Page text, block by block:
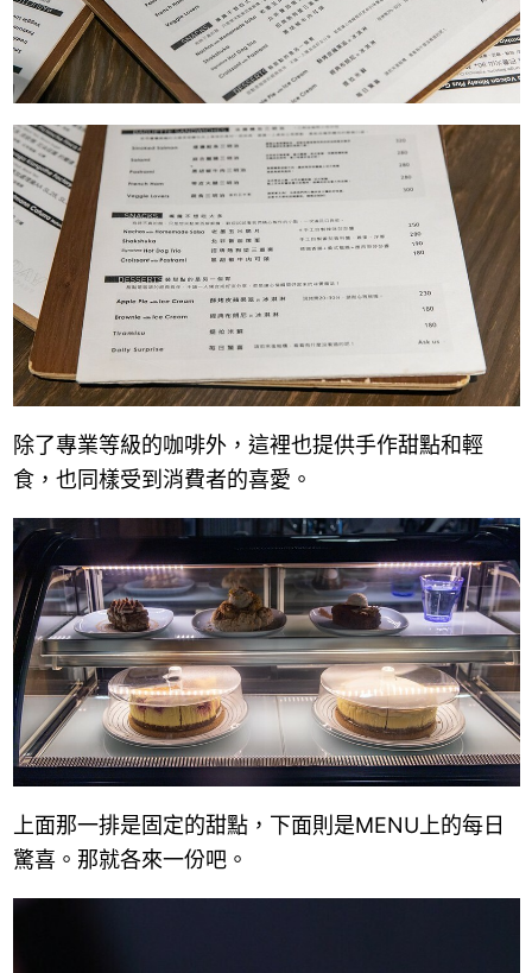
除了專業等級的咖啡外，這裡也提供手作甜點和輕
食，也同樣受到消費者的喜愛。
上面那一排是固定的甜點，下面則是MENU上的每日
驚喜。那就各來一份吧。